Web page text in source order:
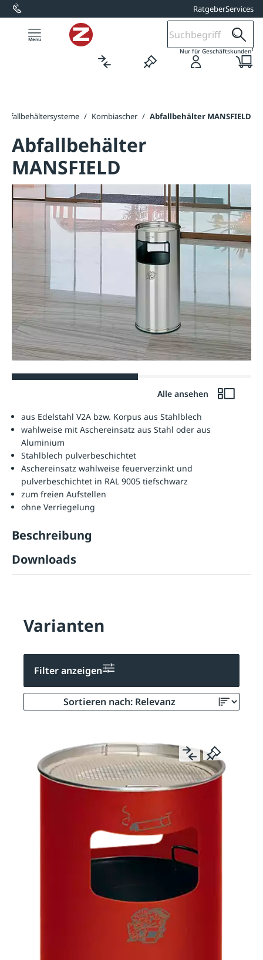
springen RatgeberServices
Nur für Geschäftskunden1
Abfallbehältersysteme / Kombiascher / Abfallbehälter MANSFIELD
Abfallbehälter
MANSFIELD
Alle ansehen
aus Edelstahl V2A bzw. Korpus aus Stahlblech
wahlweise mit Aschereinsatz aus Stahl oder aus
Aluminium
Stahlblech pulverbeschichtet
Aschereinsatz wahlweise feuerverzinkt und
pulverbeschichtet in RAL 9005 tiefschwarz
zum freien Aufstellen
ohne Verriegelung
Beschreibung
Downloads
Varianten
Filter anzeigen